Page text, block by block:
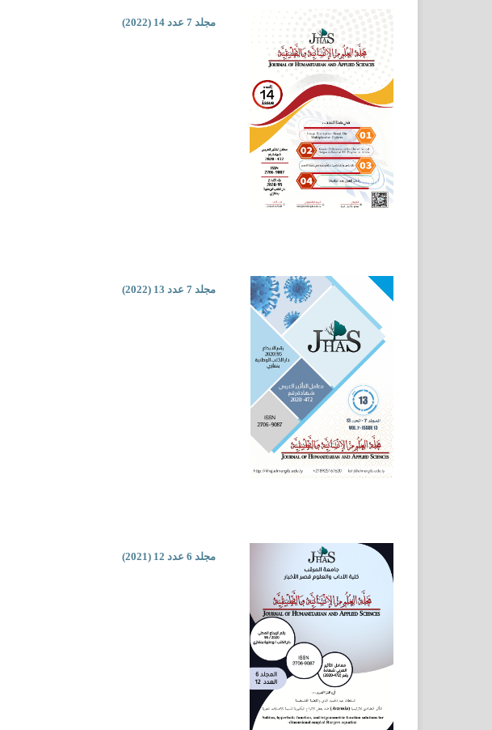
مجلد 7 عدد 14 (2022)
مجلد 7 عدد 13 (2022)
مجلد 6 عدد 12 (2021)